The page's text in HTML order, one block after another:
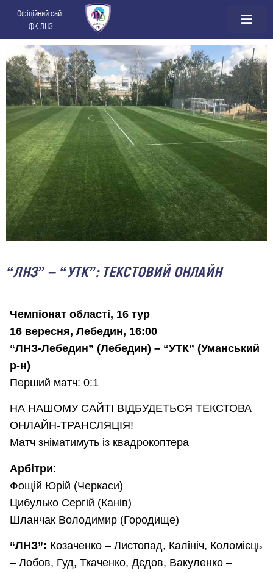
Офіційний сайт
ФК ЛНЗ
“ЛНЗ” – “УТК”: ТЕКСТОВИЙ ОНЛАЙН
Чемпіонат області, 16 тур
16 вересня, Лебедин, 16:00
“ЛНЗ-Лебедин” (Лебедин) – “УТК” (Уманський
р-н)
Перший матч: 0:1
НА НАШОМУ САЙТІ ВІДБУДЕТЬСЯ ТЕКСТОВА
ОНЛАЙН-ТРАНСЛЯЦІЯ!
Матч зніматимуть із квадрокоптера
Арбітри:
Фощій Юрій (Черкаси)
Цибулько Сергій (Канів)
Шланчак Володимир (Городище)
“ЛНЗ”: Козаченко – Листопад, Калініч, Коломієць
– Лобов, Гуд, Ткаченко, Дєдов, Вакуленко –